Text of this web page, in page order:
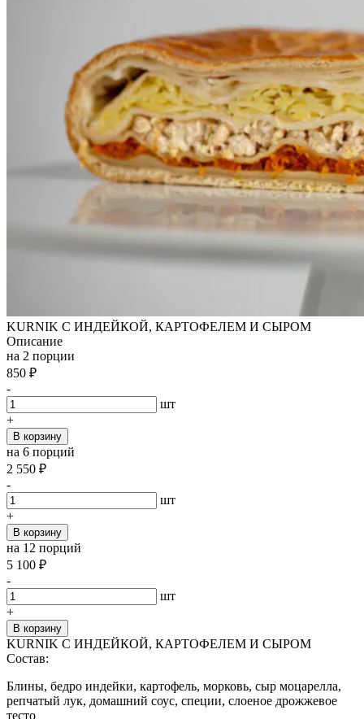
KURNIK С ИНДЕЙКОЙ, КАРТОФЕЛЕМ И СЫРОМ
Описание
на 2 порции
850 ₽
-
шт
+
В корзину
на 6 порций
2 550 ₽
-
шт
+
В корзину
на 12 порций
5 100 ₽
-
шт
+
В корзину
KURNIK С ИНДЕЙКОЙ, КАРТОФЕЛЕМ И СЫРОМ
Состав:
Блины, бедро индейки, картофель, морковь, сыр моцарелла,
репчатый лук, домашний соус, специи, слоеное дрожжевое
тесто